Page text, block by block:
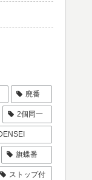
廃番
2個同一
旗蝶番
ストップ付